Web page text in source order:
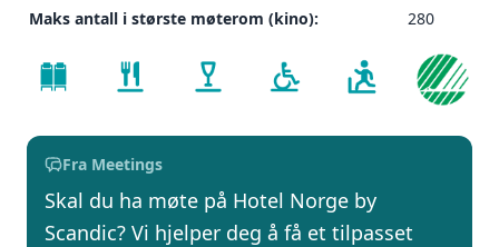
Maks antall i største møterom (kino):
280
Fra Meetings
Skal du ha møte på Hotel Norge by
Scandic? Vi hjelper deg å få et tilpasset